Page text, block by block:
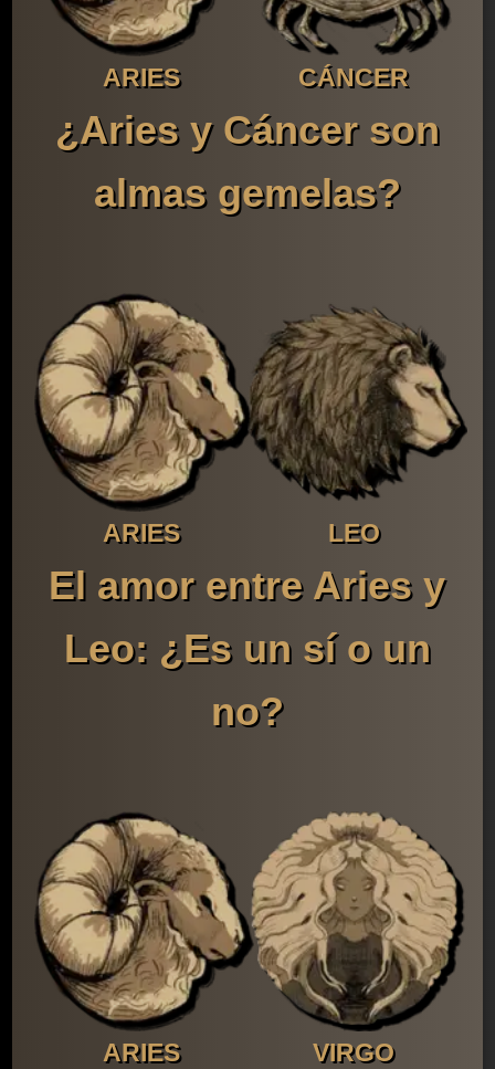
ARIES CÁNCER
¿Aries y Cáncer son
almas gemelas?
ARIES LEO
El amor entre Aries y
Leo: ¿Es un sí o un
no?
ARIES VIRGO